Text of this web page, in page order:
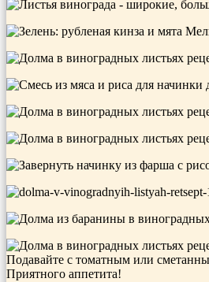
Подавайте с томатным или
Приятного аппетита!